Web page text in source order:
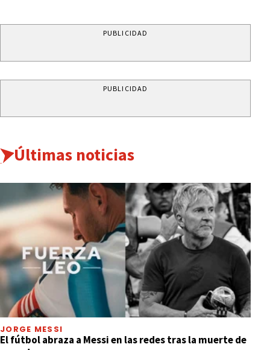
PUBLICIDAD
PUBLICIDAD
Últimas noticias
JORGE MESSI
El fútbol abraza a Messi en las redes tras la muerte de